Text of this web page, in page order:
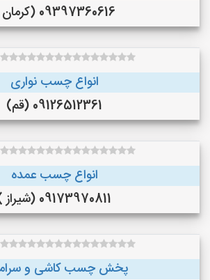
09397360616 (کرمان )
انواع چسب نواری
09126512361 (قم)
انواع چسب عمده
09173970811 (شیراز )
پخش چسب کاشی و